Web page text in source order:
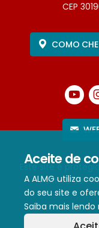
Aceite de
A ALMG utiliza
do seu site e
Saiba mais lendo
CEP
COMO
Este site é
Política de
Termos de